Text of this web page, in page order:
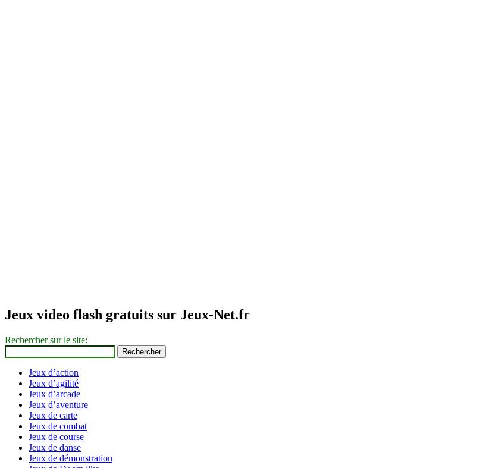
Jeux video flash gratuits sur Jeux-Net.fr
Rechercher sur le site:
Jeux d’action
Jeux d’agilité
Jeux d’arcade
Jeux d’aventure
Jeux de carte
Jeux de combat
Jeux de course
Jeux de danse
Jeux de démonstration